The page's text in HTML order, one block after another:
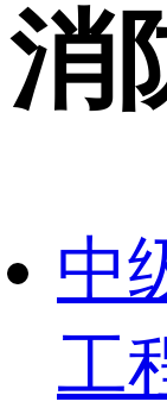
消
中
工